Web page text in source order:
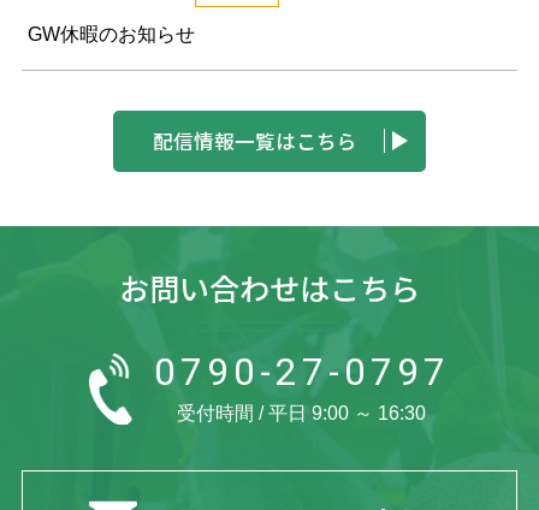
GW休暇のお知らせ
配信情報一覧はこちら
お問い合わせはこちら
0790-27-0797
受付時間 / 平日 9:00 ～ 16:30